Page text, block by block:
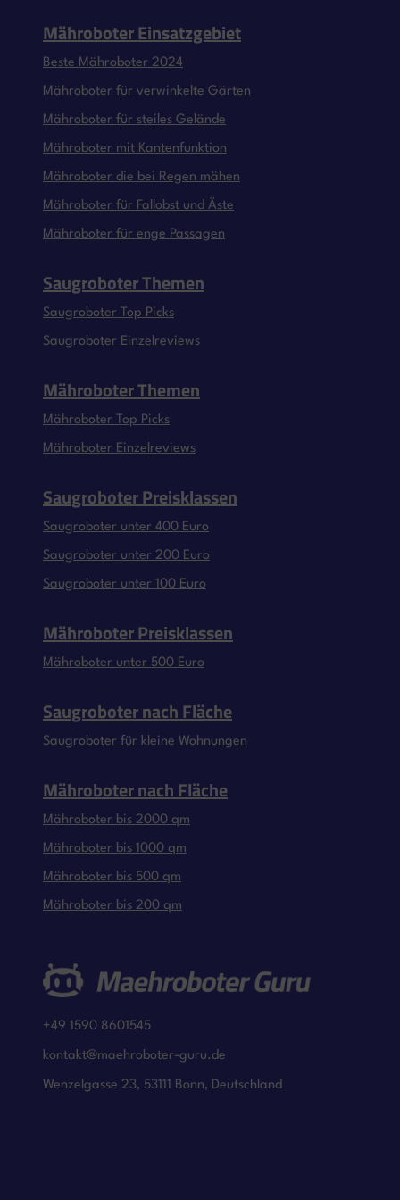
Mähroboter Einsatzgebiet
Beste Mähroboter 2024
Mähroboter für verwinkelte Gärten
Mähroboter für steiles Gelände
Mähroboter mit Kantenfunktion
Mähroboter die bei Regen mähen
Mähroboter für Fallobst und Äste
Mähroboter für enge Passagen
Saugroboter Themen
Saugroboter Top Picks
Saugroboter Einzelreviews
Mähroboter Themen
Mähroboter Top Picks
Mähroboter Einzelreviews
Saugroboter Preisklassen
Saugroboter unter 400 Euro
Saugroboter unter 200 Euro
Saugroboter unter 100 Euro
Mähroboter Preisklassen
Mähroboter unter 500 Euro
Saugroboter nach Fläche
Saugroboter für kleine Wohnungen
Mähroboter nach Fläche
Mähroboter bis 2000 qm
Mähroboter bis 1000 qm
Mähroboter bis 500 qm
Mähroboter bis 200 qm
+49 1590 8601545
kontakt@maehroboter-guru.de
Wenzelgasse 23, 53111 Bonn, Deutschland